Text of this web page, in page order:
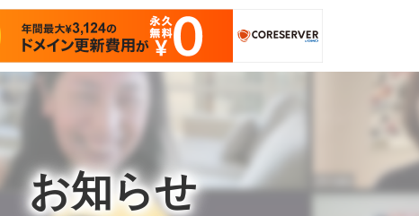
お知らせ